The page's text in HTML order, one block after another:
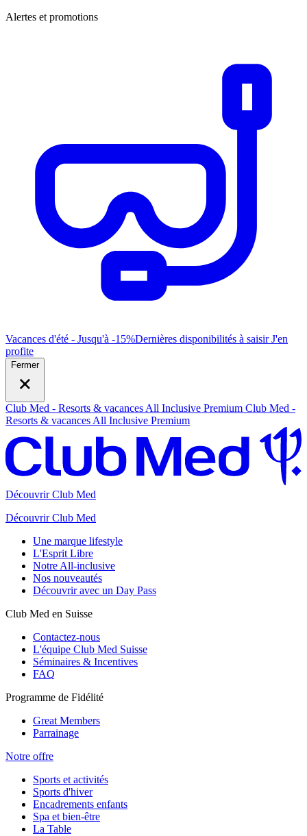
Alertes et promotions
Vacances d'été - Jusqu'à -15%Dernières disponibilités à saisirJ'en
profite
Fermer
Club Med - Resorts & vacances All Inclusive Premium Club Med -
Resorts & vacances All Inclusive Premium
Découvrir Club Med
Découvrir Club Med
Une marque lifestyle
L'Esprit Libre
Notre All-inclusive
Nos nouveautés
Découvrir avec un Day Pass
Club Med en Suisse
Contactez-nous
L'équipe Club Med Suisse
Séminaires & Incentives
FAQ
Programme de Fidélité
Great Members
Parrainage
Notre offre
Sports et activités
Sports d'hiver
Encadrements enfants
Spa et bien-être
La Table